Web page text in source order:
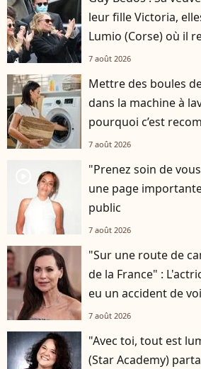
leur fille Victoria,
Lumio (Corse) où il
7 août 2026
Mettre des boules
dans la machine à
pourquoi c’est
7 août 2026
"Prenez soin de
une page
public
7 août 2026
"Sur une route de
de la France" :
eu un accident de
7 août 2026
"Avec toi, tout est
(Star Academy)